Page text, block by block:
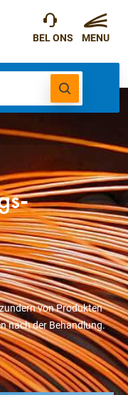
von Produkten
nach der Behandlung.